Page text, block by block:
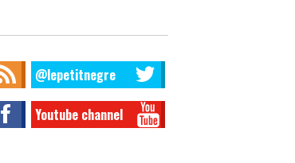
@lepetitnegre
Youtube channel